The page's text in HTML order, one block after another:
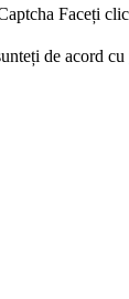
Faceți
de acord cu